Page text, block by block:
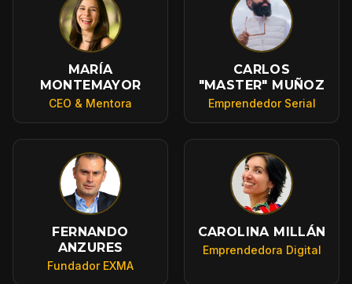
MARÍA
MONTEMAYOR
CEO & Mentora
CARLOS
"MASTER" MUÑOZ
Emprendedor Serial
FERNANDO
ANZURES
Fundador EXMA
CAROLINA MILLÁN
Emprendedora Digital